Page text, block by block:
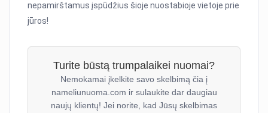
nepamirštamus įspūdžius šioje nuostabioje vietoje prie
jūros!
Turite būstą trumpalaikei nuomai?
Nemokamai įkelkite savo skelbimą čia į
nameliunuoma.com ir sulaukite dar daugiau
naujų klientų! Jei norite, kad Jūsų skelbimas